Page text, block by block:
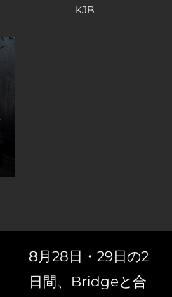
KJB
8月28日・29日の2
日間、Bridgeと合